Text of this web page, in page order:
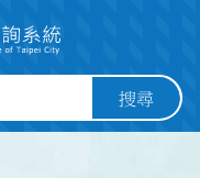
搜尋